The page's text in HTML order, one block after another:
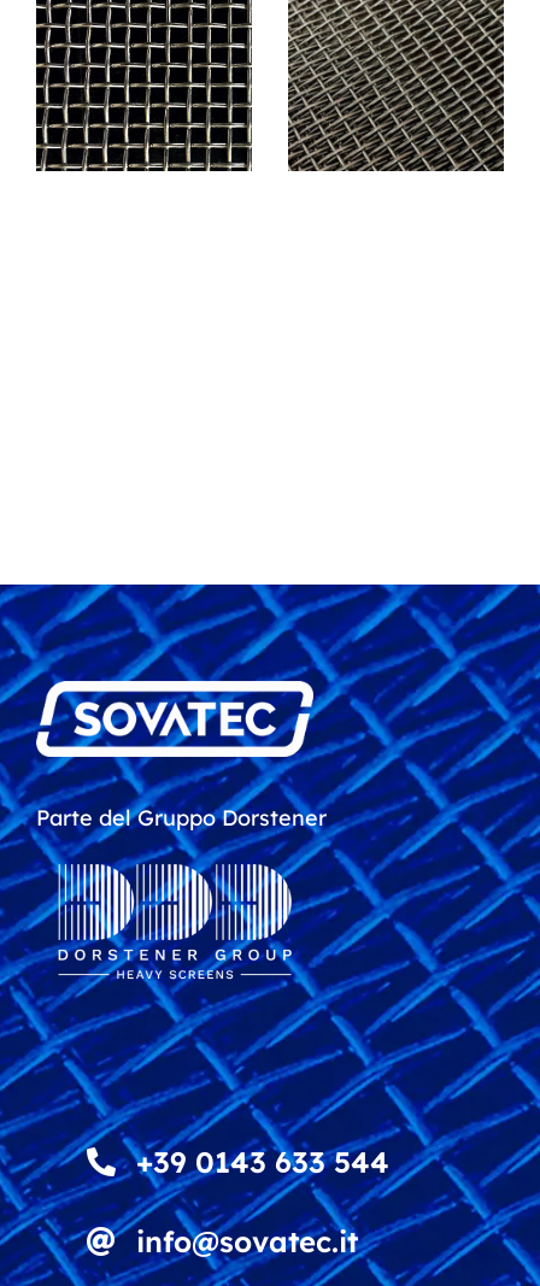
Parte del Gruppo Dorstener
+39 0143 633 544
info@sovatec.it